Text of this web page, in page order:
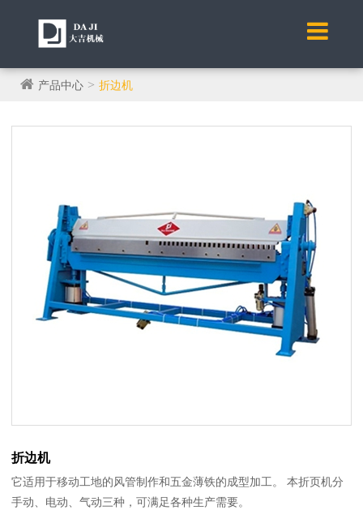
产品中心 折边机
折边机
它适用于移动工地的风管制作和五金薄铁的成型加工。 本折页机分
手动、电动、气动三种，可满足各种生产需要。